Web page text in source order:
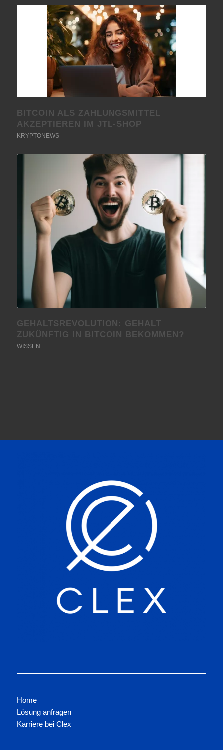
BITCOIN ALS ZAHLUNGSMITTEL
AKZEPTIEREN IM JTL-SHOP
KRYPTONEWS
GEHALTSREVOLUTION: GEHALT
ZUKÜNFTIG IN BITCOIN BEKOMMEN?
WISSEN
Home
Lösung anfragen
Karriere bei Clex